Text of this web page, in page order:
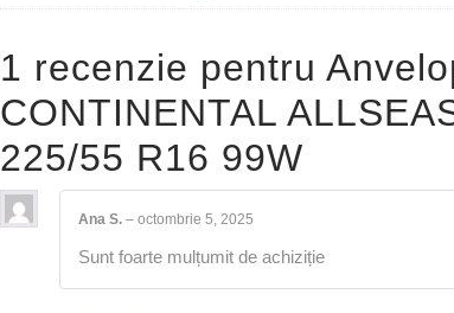
1 recenzie pentru
CONTINENTAL
225/55 R16 99W
Ana S. – octombrie 5, 2025
Sunt foarte mulțumit de achiziție